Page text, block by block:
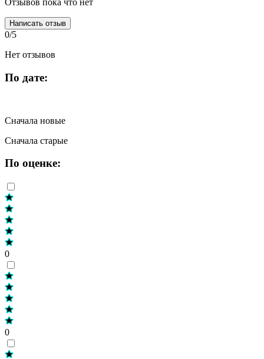
Отзывов пока что нет
Написать отзыв
0/5
Нет отзывов
По дате:
Сначала новые
Сначала старые
По оценке:
0
0